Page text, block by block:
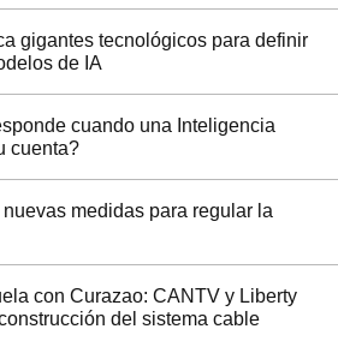
gigantes tecnológicos para definir
de IA
cuando una Inteligencia
cuenta?
medidas para regular la
con Curazao: CANTV y Liberty
del sistema cable